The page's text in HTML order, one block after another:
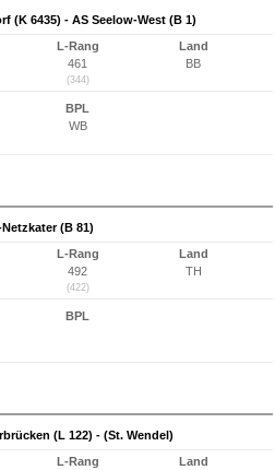
(K 6435) - AS Seelow-West (B 1)
L-Rang
461
(344)
Land
BB
BPL
WB
(B 81)
L-Rang
492
(422)
Land
TH
BPL
(L 122) - (St. Wendel)
L-Rang
Land